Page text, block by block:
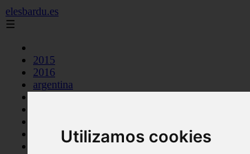
Utilizamos cookies
elesbardu.es
☰
2015
2016
argentina
cocina casera
comidas